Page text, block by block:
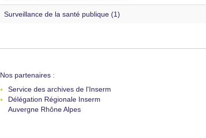
Surveillance de la santé publique (1)
Nos partenaires :
Service des archives de l'Inserm
Délégation Régionale Inserm
Auvergne Rhône Alpes